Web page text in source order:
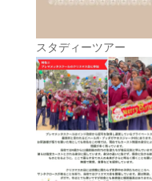
スタディーツアー